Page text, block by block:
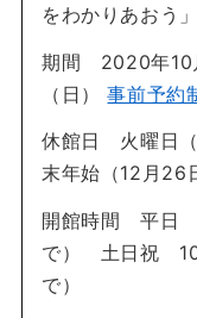
をわかりあおう」
期間 2020年10
（日）事前予約
休館日 火曜日
末年始（12月26
開館時間 平日
で） 土日祝
で）